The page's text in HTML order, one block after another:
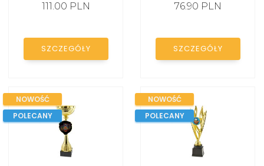
111.00 PLN
SZCZEGÓŁY
76.90 PLN
SZCZEGÓŁY
NOWOŚĆ
POLECANY
NOWOŚĆ
POLECANY